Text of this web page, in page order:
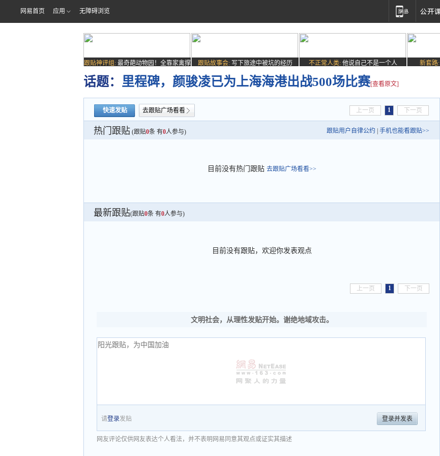
网易首页 应用 无障碍浏览
跟贴神评组: 最奇葩动物园！全靠家禽撑
场子
跟贴故事会: 写下旅途中被坑的经历 不正常人类: 他说自己不是一个人 新套路:
话题： 里程碑，颜骏凌已为上海海港出战500场比赛[查看原文]
快速发贴 去跟贴广场看看 上一页 1 下一页
热门跟贴 (跟贴0条 有0人参与) 跟贴用户自律公约 手机也能看跟贴>>
目前没有热门跟贴 去跟贴广场看看>>
最新跟贴(跟贴0条 有0人参与)
目前没有跟贴，欢迎你发表观点
上一页 1 下一页
文明社会，从理性发贴开始。谢绝地域攻击。
请登录发贴 登录并发表
网友评论仅供网友表达个人看法，并不表明网易同意其观点或证实其描述